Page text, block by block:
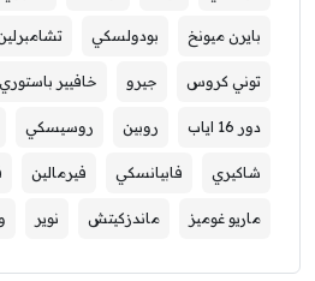
ميونخ بودولسكي تشامبرلين
كروس جيرو خافيير باستوري دافيد
روبين روسيسكي سانتي
فابيانسكي فيرمالين فيليب لام
غوميز ماندزكيتش نوير والكوت